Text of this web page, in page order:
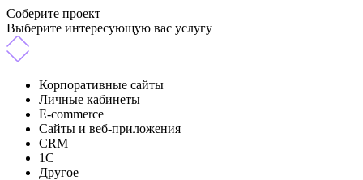
Соберите проект
Выберите интересующую вас услугу
Корпоративные сайты
Личные кабинеты
E-commerce
Сайты и веб-приложения
CRM
1C
Другое